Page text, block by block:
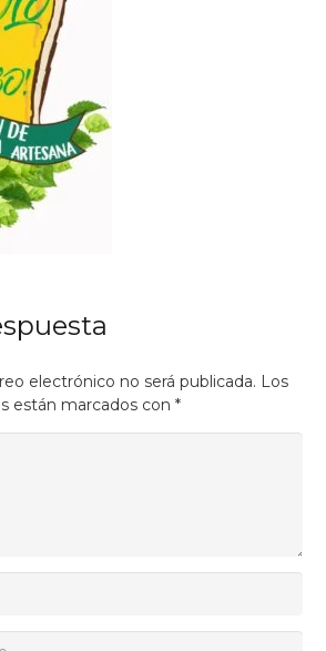
electrónico no será publicada. Los
están marcados con *